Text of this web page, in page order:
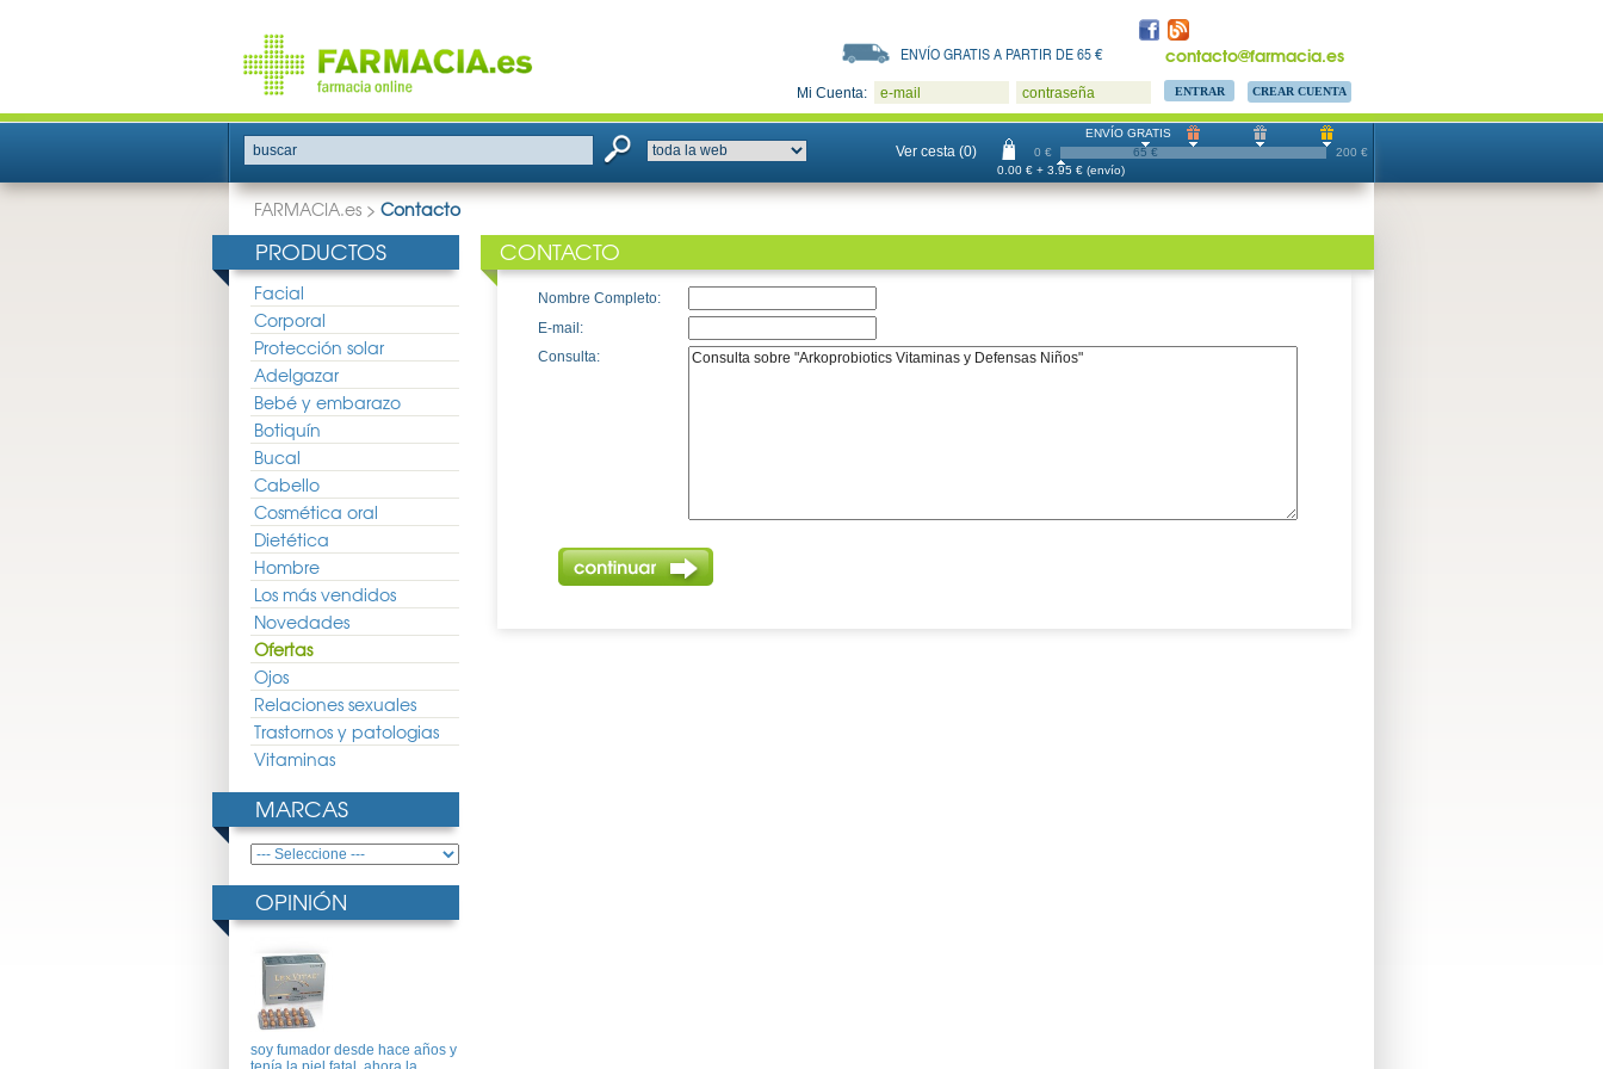
contacto@farmacia.es
ENVÍO GRATIS A PARTIR DE 65 €
Mi Cuenta: e-mail contraseña CREAR CUENTA
buscar Ver cesta (0) 0 € 200 €
ENVÍO GRATIS
65 €
0.00 € + 3.95 € (envío)
FARMACIA.es > Contacto
PRODUCTOS
Facial
Corporal
Protección solar
Adelgazar
Bebé y embarazo
Botiquín
Bucal
Cabello
Cosmética oral
Dietética
Hombre
Los más vendidos
Novedades
Ofertas
Ojos
Relaciones sexuales
Trastornos y patologias
Vitaminas
MARCAS
OPINIÓN
soy fumador desde hace años y
CONTACTO
Nombre Completo:
E-mail:
Consulta: